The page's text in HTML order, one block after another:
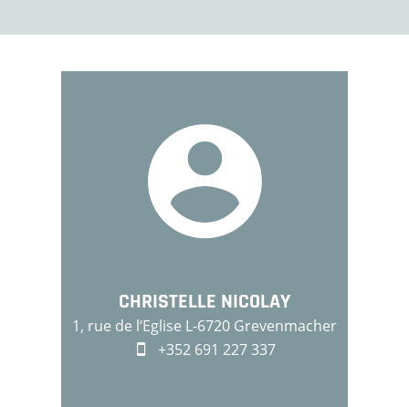
CHRISTELLE NICOLAY
1, rue de l‘Eglise L-6720 Grevenmacher
+352 691 227 337